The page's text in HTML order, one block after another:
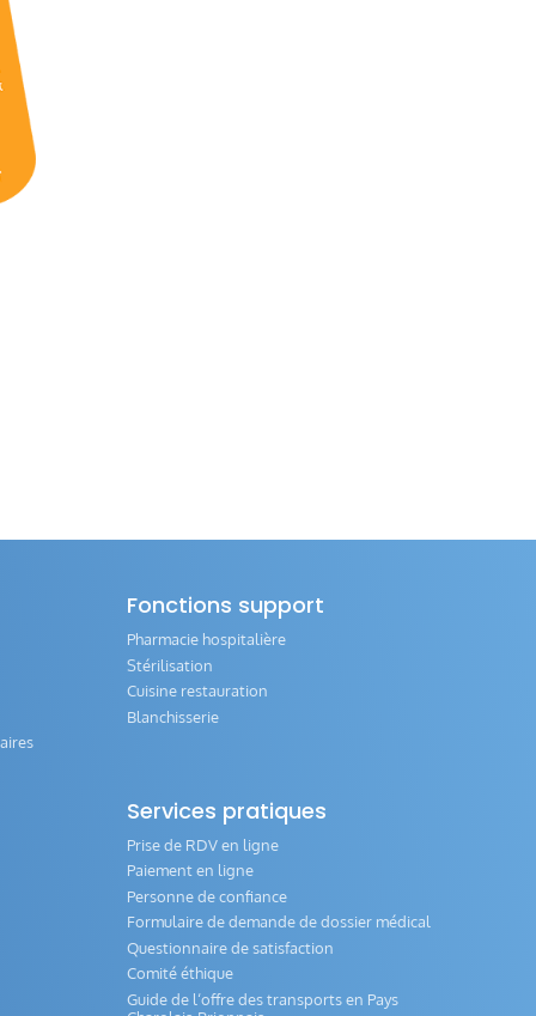
Fonctions support
Pharmacie hospitalière
Stérilisation
Cuisine restauration
Blanchisserie
Services pratiques
Prise de RDV en ligne
Paiement en ligne
Personne de confiance
Formulaire de demande de dossier médical
Questionnaire de satisfaction
Comité éthique
Guide de l‘offre des transports en Pays